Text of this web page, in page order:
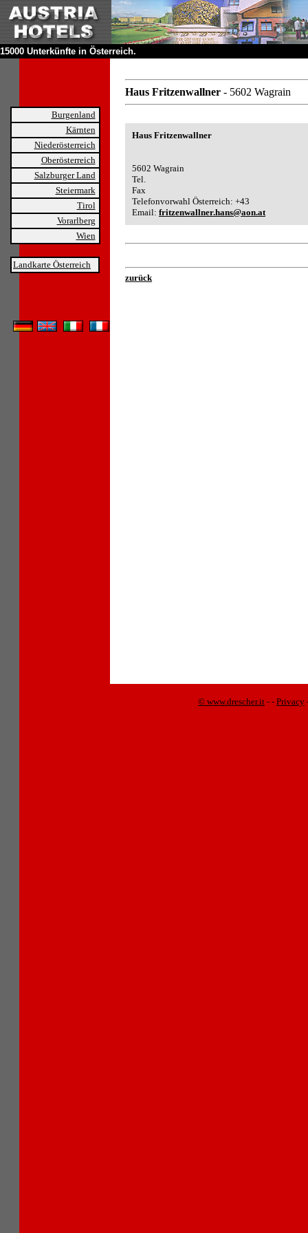
15000 Unterkünfte in Österreich.
Burgenland
Kärnten
Niederösterreich
Oberösterreich
Salzburger Land
Steiermark
Tirol
Vorarlberg
Wien
Landkarte Österreich
Haus Fritzenwallner - 5602 Wagrain
Haus Fritzenwallner
5602 Wagrain
Tel.
Fax
Telefonvorwahl Österreich: +43
Email: fritzenwallner.hans@aon.at
zurück
© www.drescher.it - - Privacy